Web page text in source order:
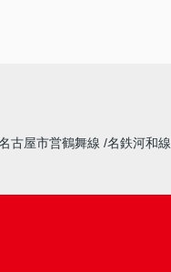
古屋市営鶴舞線 名鉄河和線